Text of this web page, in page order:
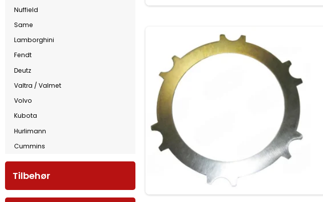
Nuffield
Same
Lamborghini
Fendt
Deutz
Valtra / Valmet
Volvo
Kubota
Hurlimann
Cummins
Tilbehør